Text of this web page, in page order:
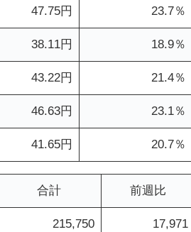
47.75円 23.7％
38.11円 18.9％
43.22円 21.4％
46.63円 23.1％
41.65円 20.7％
合計 前週比
215,750 17,971